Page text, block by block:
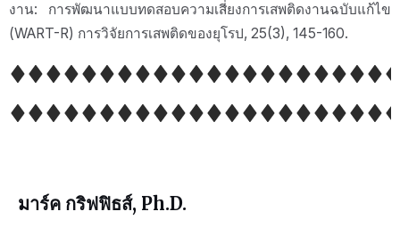
งาน: การพัฒนาแบบทดสอบความเสี่ยงการเสพติดงานฉบับแก้ไข
(WART-R) การวิจัยการเสพติดของยุโรป, 25(3), 145-160.
มาร์ค กริฟฟิธส์, Ph.D.